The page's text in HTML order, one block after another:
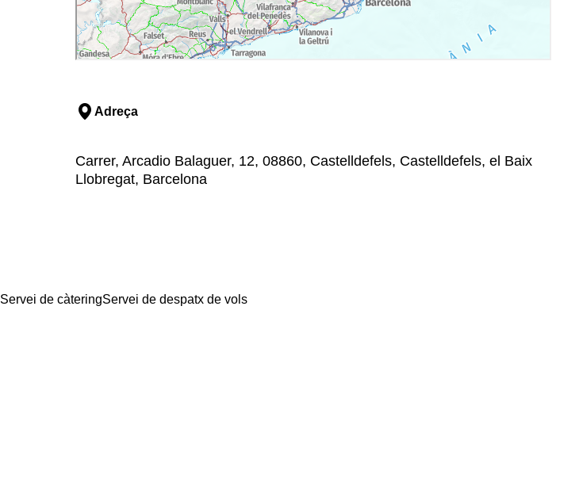
Adreça
Carrer, Arcadio Balaguer, 12, 08860, Castelldefels, Castelldefels, el Baix
Llobregat, Barcelona
Servei de càteringServei de despatx de vols